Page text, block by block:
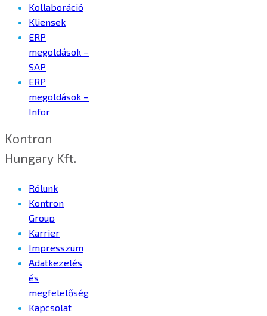
Kollaboráció
Kliensek
ERP
megoldások –
SAP
ERP
megoldások –
Infor
Kontron
Hungary Kft.
Rólunk
Kontron
Group
Karrier
Impresszum
Adatkezelés
és
megfelelőség
Kapcsolat